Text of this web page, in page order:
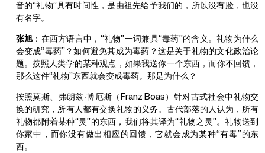
音的“礼物”具有时间性，是由祖先给予我们的，所以没有脸，也没
有名字。
张旭：在西方语言中，“礼物”一词兼具“毒药”的含义。礼物为什么
会变成“毒药”？如何避免其成为毒药？这是关于礼物的文化政治论
题。按照人类学的某种观点，如果我送你一个东西，而你不回馈，
那么这件“礼物”东西就会变成毒药。那是为什么？
按照莫斯、弗朗兹·博厄斯（Franz Boas）针对古式社会中礼物交
换的研究，所有人都有交换礼物的义务。古代部落的人认为，所有
礼物都附着某种“灵”的东西，我们将其译为“礼物之灵”。礼物送到
你家中，而你没有做出相应的回馈，它就会成为某种“有毒”的东
西。